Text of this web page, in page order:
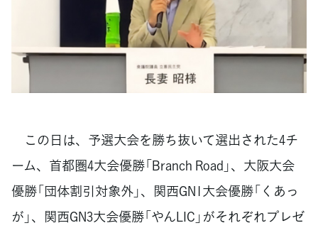
この日は、予選大会を勝ち抜いて選出された4チ
ーム、首都圏4大会優勝「Branch Road」、大阪大会
優勝「団体割引対象外」、関西GN1大会優勝「くあっ
が」、関西GN3大会優勝「やんLIC」がそれぞれプレゼ